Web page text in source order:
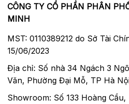
CÔNG TY CỔ PHẦN PHÂN
MINH
MST: 0110389212 do Sở Tài
15/06/2023
Địa chỉ: Số nhà 34 Ngách 3
Văn, Phường Đại Mỗ, TP Hà
Showroom: Số 133 Hoàng